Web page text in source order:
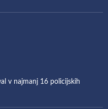
v najmanj 16 policijskih